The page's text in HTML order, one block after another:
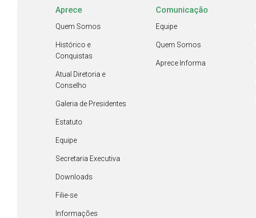
Aprece
Quem Somos
Histórico e
Conquistas
Atual Diretoria e
Conselho
Galeria de Presidentes
Estatuto
Equipe
Secretaria Executiva
Downloads
Filie-se
Informações
Comunicação
Equipe
Quem Somos
Aprece Informa